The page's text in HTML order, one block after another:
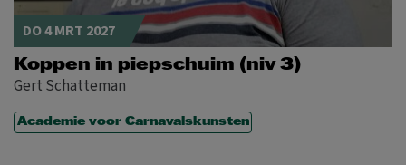
DO 4 MRT 2027
Koppen in piepschuim (niv 3)
Gert Schatteman
Academie voor Carnavalskunsten